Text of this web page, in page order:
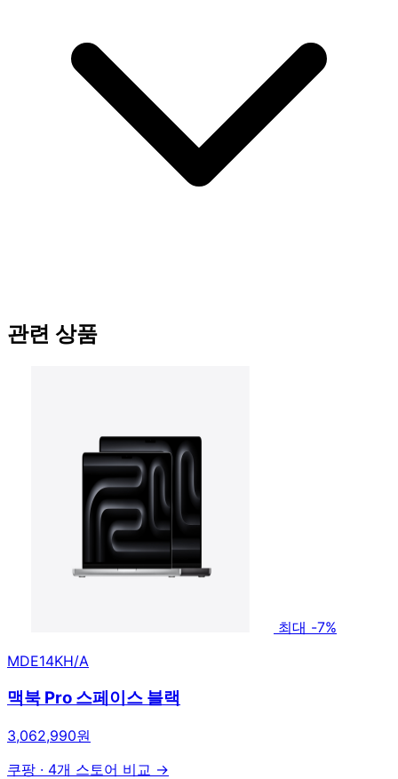
관련 상품
최대 -7%
MDE14KH/A
맥북 Pro 스페이스 블랙
3,062,990원
쿠팡 · 4개 스토어 비교 →